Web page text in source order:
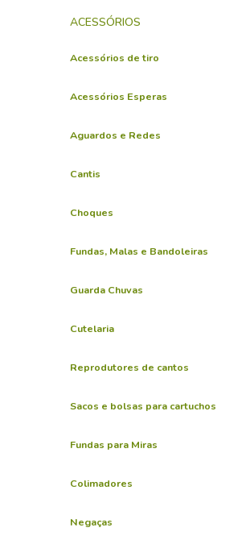
ACESSÓRIOS
Acessórios de tiro
Acessórios Esperas
Aguardos e Redes
Cantis
Choques
Fundas, Malas e Bandoleiras
Guarda Chuvas
Cutelaria
Reprodutores de cantos
Sacos e bolsas para cartuchos
Fundas para Miras
Colimadores
Negaças